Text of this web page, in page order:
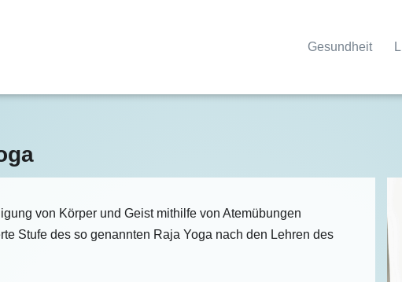
Gesundheit
von Körper und Geist mithilfe von Atemübungen
Stufe des so genannten Raja Yoga nach den Lehren des